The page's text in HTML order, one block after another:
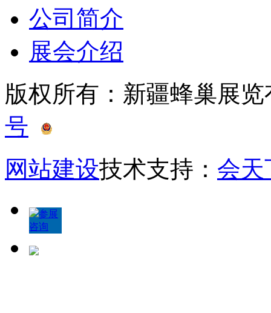
公司简介
展会介绍
版权所有：新疆蜂巢展
号
网站建设技术支持： 会天
参展
咨询